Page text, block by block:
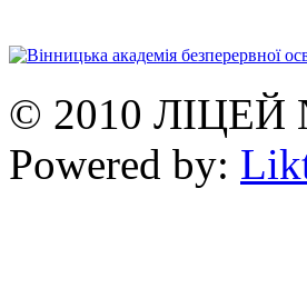
© 2010
Powered by: